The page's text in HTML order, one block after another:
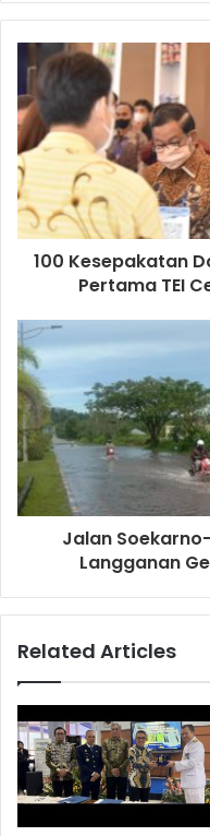
100 Kesepakatan
Pertama TEI
Jalan
Langganan
Related Articles